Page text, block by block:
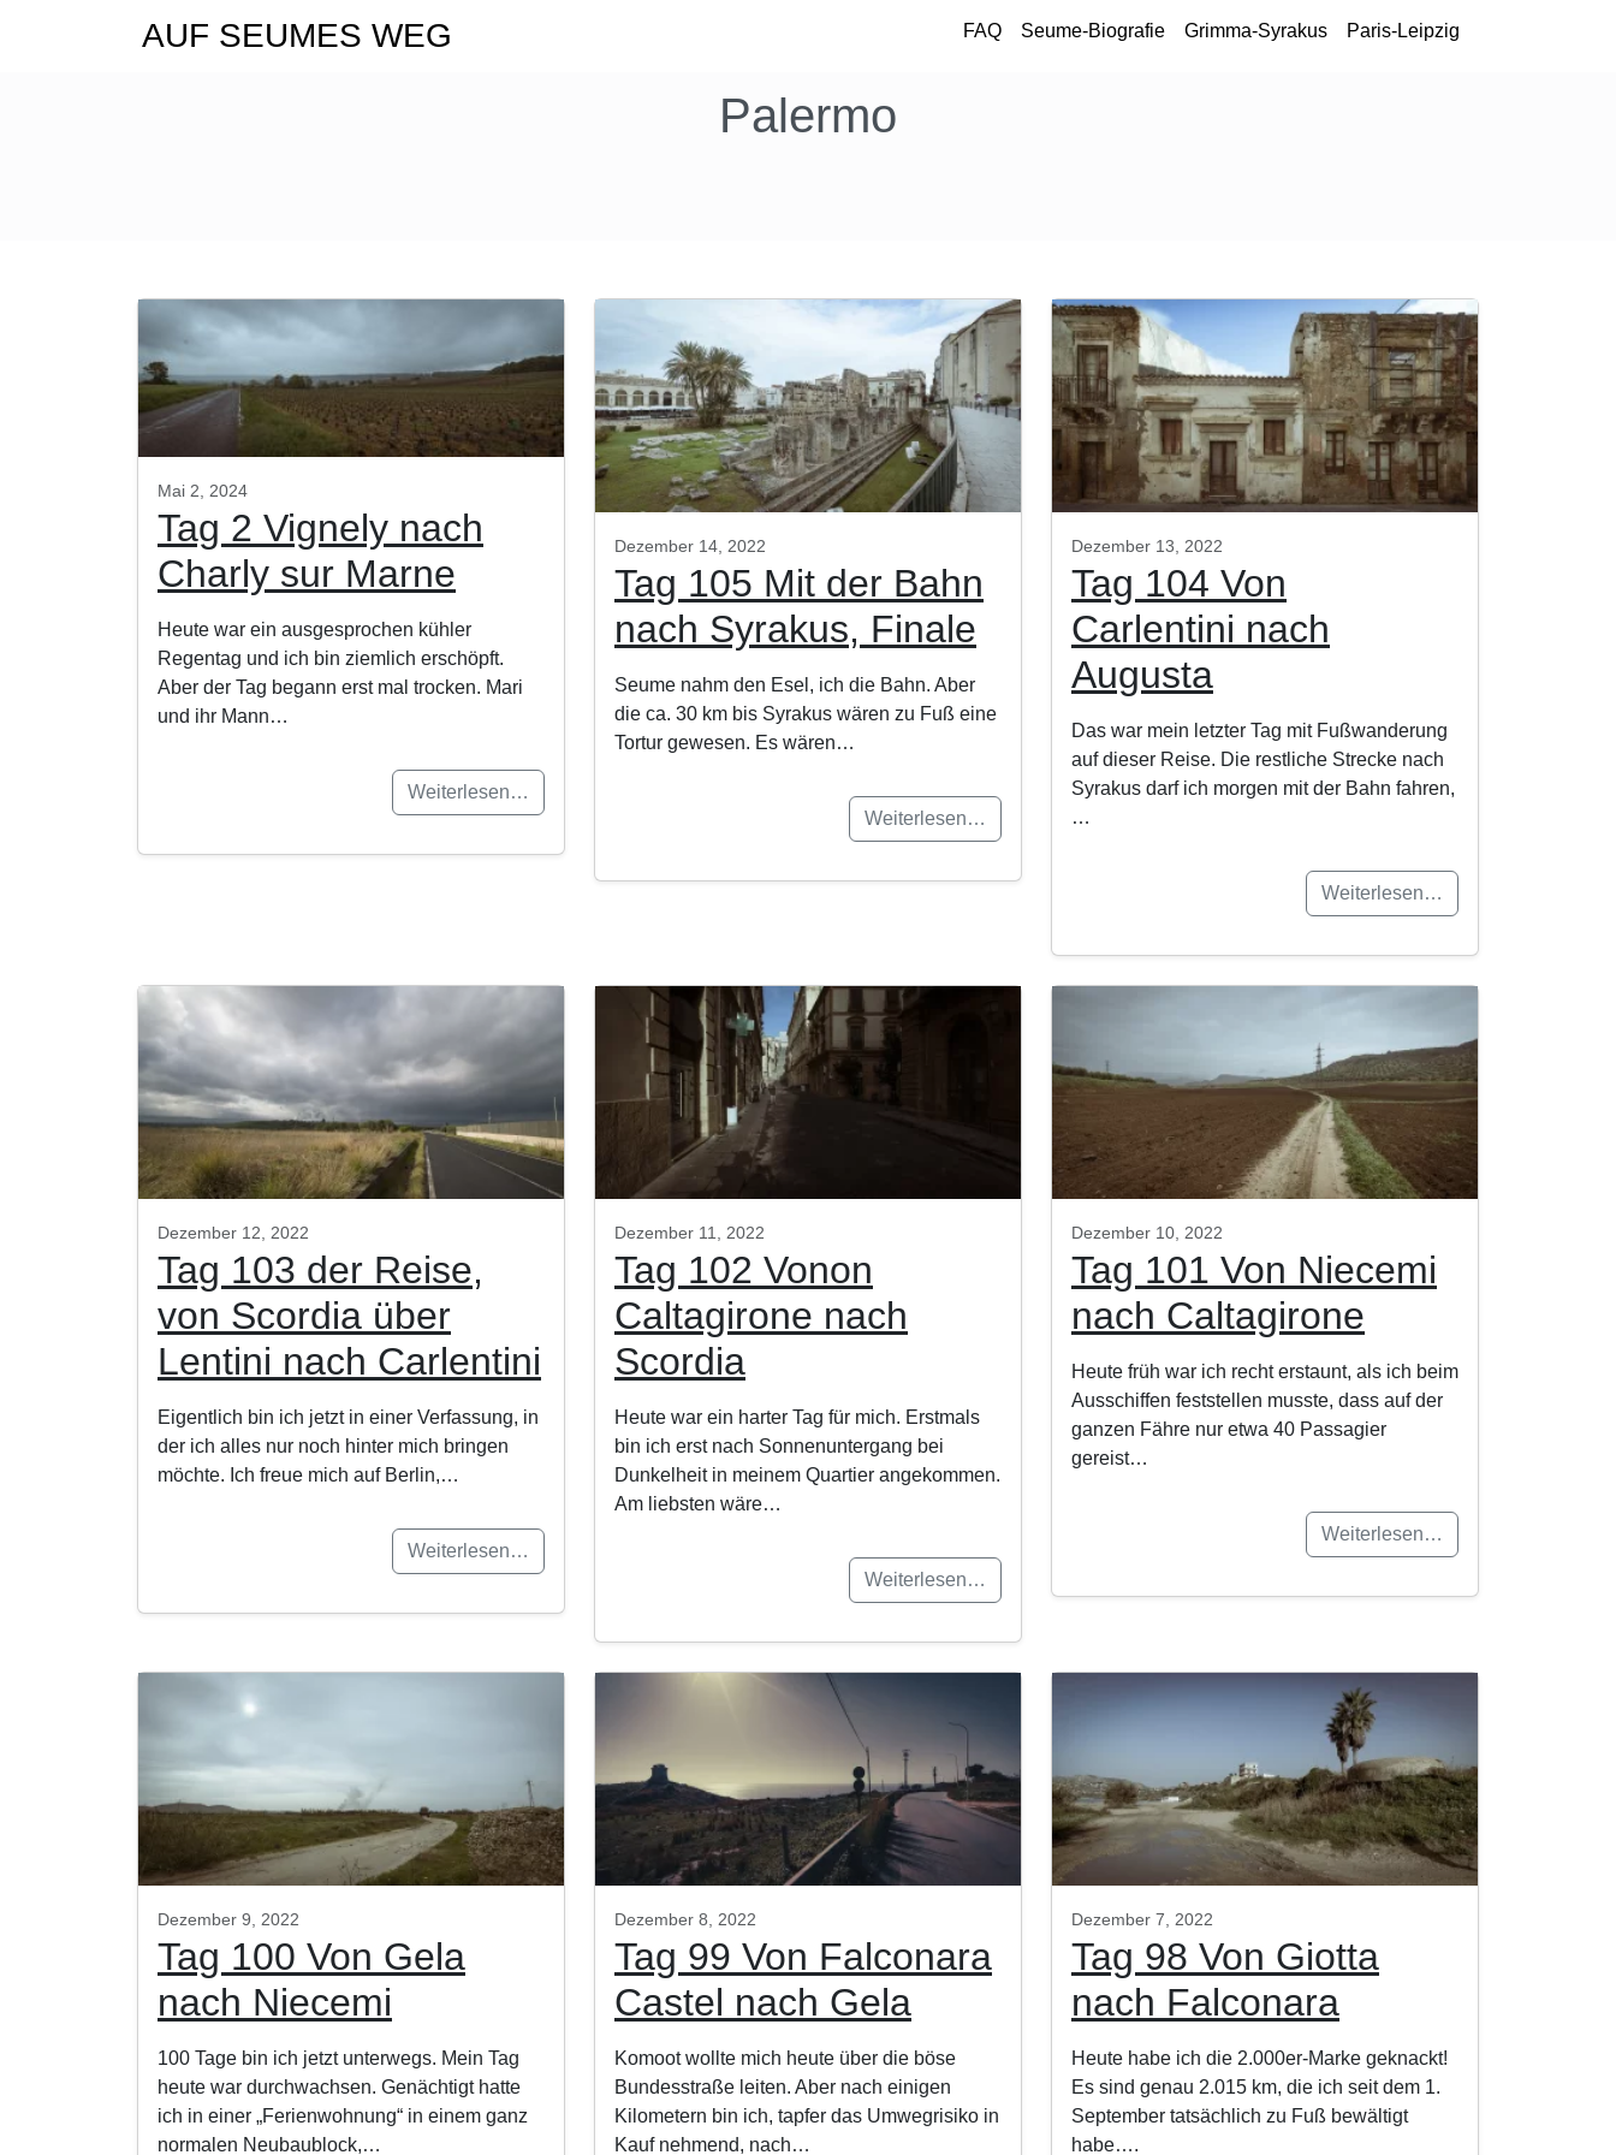
AUF SEUMES WEG FAQ Seume-Biografie Grimma-Syrakus Paris-Leipzig
Palermo
Mai 2, 2024
Tag 2 Vignely nach
Charly sur Marne
Heute war ein ausgesprochen kühler
Regentag und ich bin ziemlich erschöpft.
Aber der Tag begann erst mal trocken. Mari
und ihr Mann…
Weiterlesen…
Dezember 14, 2022
Tag 105 Mit der Bahn
nach Syrakus, Finale
Seume nahm den Esel, ich die Bahn. Aber
die ca. 30 km bis Syrakus wären zu Fuß eine
Tortur gewesen. Es wären…
Weiterlesen…
Dezember 13, 2022
Tag 104 Von
Carlentini nach
Augusta
Das war mein letzter Tag mit Fußwanderung
auf dieser Reise. Die restliche Strecke nach
Syrakus darf ich morgen mit der Bahn fahren,
…
Weiterlesen…
Dezember 12, 2022
Tag 103 der Reise,
von Scordia über
Lentini nach Carlentini
Eigentlich bin ich jetzt in einer Verfassung, in
der ich alles nur noch hinter mich bringen
möchte. Ich freue mich auf Berlin,…
Weiterlesen…
Dezember 11, 2022
Tag 102 Vonon
Caltagirone nach
Scordia
Heute war ein harter Tag für mich. Erstmals
bin ich erst nach Sonnenuntergang bei
Dunkelheit in meinem Quartier angekommen.
Am liebsten wäre…
Weiterlesen…
Dezember 10, 2022
Tag 101 Von Niecemi
nach Caltagirone
Heute früh war ich recht erstaunt, als ich beim
Ausschiffen feststellen musste, dass auf der
ganzen Fähre nur etwa 40 Passagier
gereist…
Weiterlesen…
Dezember 9, 2022
Tag 100 Von Gela
nach Niecemi
100 Tage bin ich jetzt unterwegs. Mein Tag
heute war durchwachsen. Genächtigt hatte
ich in einer „Ferienwohnung“ in einem ganz
normalen Neubaublock,…
Dezember 8, 2022
Tag 99 Von Falconara
Castel nach Gela
Komoot wollte mich heute über die böse
Bundesstraße leiten. Aber nach einigen
Kilometern bin ich, tapfer das Umwegrisiko in
Kauf nehmend, nach…
Dezember 7, 2022
Tag 98 Von Giotta
nach Falconara
Heute habe ich die 2.000er-Marke geknackt!
Es sind genau 2.015 km, die ich seit dem 1.
September tatsächlich zu Fuß bewältigt
habe….